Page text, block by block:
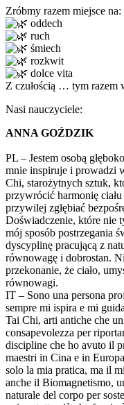
Zróbmy razem miejsce na:
oddech
ruch
śmiech
rozkwit
dolce vita
Z czułością … tym razem
Nasi nauczyciele:
ANNA GOŹDZIK
PL – Jestem osobą
mnie inspiruje i prowadzi
Chi, starożytnych sztuk,
przywrócić harmonię
przywilej zgłębiać
Doświadczenie, które nie
mój sposób postrzegania
dyscyplinę pracującą z
równowagę i dobrostan.
przekonanie, że ciało,
równowagi.
IT – Sono una persona
sempre mi ispira e mi
Tai Chi, arti antiche che
consapevolezza per
discipline che ho avuto il
maestri in Cina e in
solo la mia pratica, ma il
anche il Biomagnetismo,
naturale del corpo per